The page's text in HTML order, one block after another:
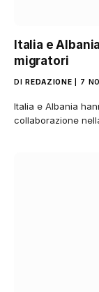
Italia e
migratori
DI REDAZIONE 7
Italia e Albania
collaborazione